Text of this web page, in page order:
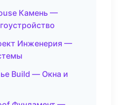
Камень —
Инженерия —
Build — Окна и